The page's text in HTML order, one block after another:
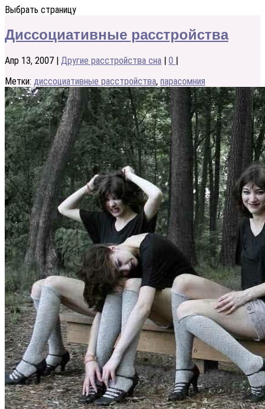
Выбрать страницу
Диссоциативные расстройства
Апр 13, 2007 Другие расстройства сна 0
Метки: диссоциативные расстройства, парасомния